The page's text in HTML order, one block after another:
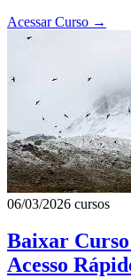
Acessar Curso →
06/03/2026 cursos
Baixar
Acesso